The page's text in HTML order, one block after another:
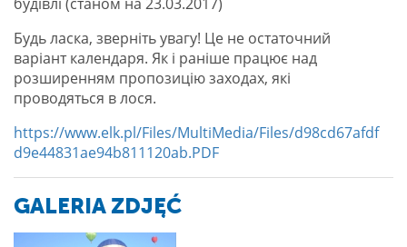
будівлі (станом на 23.03.2017)
Будь ласка, зверніть увагу! Це не остаточний
варіант календаря. Як і раніше працює над
розширенням пропозицію заходах, які
проводяться в лося.
https://www.elk.pl/Files/MultiMedia/Files/d98cd67afdf
d9e44831ae94b811120ab.PDF
GALERIA ZDJĘĆ